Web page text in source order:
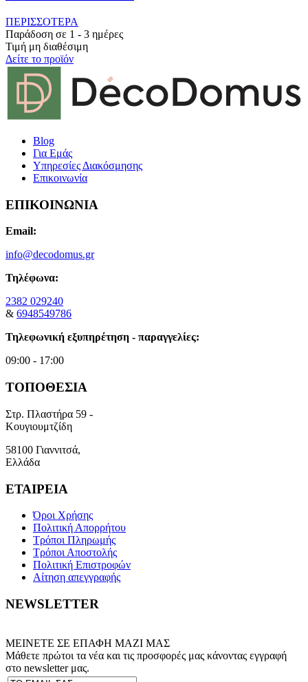
ΠΕΡΙΣΣΟΤΕΡΑ
Παράδοση σε 1 - 3 ημέρες
Τιμή μη διαθέσιμη
Δείτε το προϊόν
Blog
Για Εμάς
Υπηρεσίες Διακόσμησης
Επικοινωνία
ΕΠΙΚΟΙΝΩΝΙΑ
Email:
info@decodomus.gr
Τηλέφωνα:
2382 029240
& 6948549786
Τηλεφωνική εξυπηρέτηση - παραγγελίες:
09:00 - 17:00
ΤΟΠΟΘΕΣΙΑ
Στρ. Πλαστήρα 59 -
Κουγιουμτζίδη
58100 Γιαννιτσά,
Ελλάδα
ΕΤΑΙΡΕΙΑ
Όροι Χρήσης
Πολιτική Απορρήτου
Τρόποι Πληρωμής
Τρόποι Αποστολής
Πολιτική Επιστροφών
Αίτηση απεγγραφής
NEWSLETTER
ΜΕΙΝΕΤΕ ΣΕ ΕΠΑΦΗ ΜΑΖΙ ΜΑΣ
Μάθετε πρώτοι τα νέα και τις προσφορές μας κάνοντας εγγραφή
στο newsletter μας.